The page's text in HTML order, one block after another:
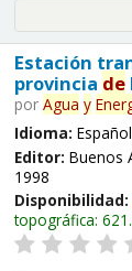
Estación
provincia de
por Agua y
Idioma: Español
Editor: Buenos
1998
Disponibilidad:
topográfica: